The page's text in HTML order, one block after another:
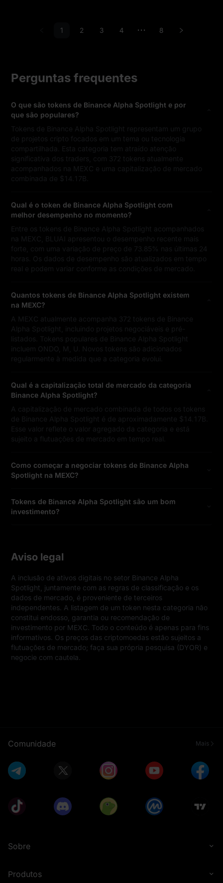
1 2 3 4 ••• 8
Perguntas frequentes
O que são tokens de Binance Alpha Spotlight e por
que são populares?
Tokens de Binance Alpha Spotlight representam um grupo
de projetos cripto focados em um tema ou tecnologia
compartilhada. Esta categoria tem atraído atenção
significativa dos traders, com 372 tokens atualmente
acompanhados na MEXC e uma capitalização de mercado
combinada de $14.17B.
Qual é o token de Binance Alpha Spotlight com
melhor desempenho no momento?
Entre os tokens de Binance Alpha Spotlight acompanhados
na MEXC, BLUAI apresentou o desempenho recente mais
forte, com uma variação de preço de 73.85% nas últimas 24
horas. Os dados de desempenho são atualizados em tempo
real e podem variar conforme as condições de mercado.
Quantos tokens de Binance Alpha Spotlight existem
na MEXC?
A MEXC atualmente acompanha 372 tokens de Binance
Alpha Spotlight, incluindo projetos negociáveis e pré-
listados. Tokens populares de Binance Alpha Spotlight
incluem ONDO, M, U. Novos tokens são adicionados
regularmente à medida que a categoria evolui.
Qual é a capitalização total de mercado da categoria
Binance Alpha Spotlight?
A capitalização de mercado combinada de todos os tokens
de Binance Alpha Spotlight é de aproximadamente $14.17B.
Esse valor reflete o valor agregado da categoria e está
sujeito a flutuações de mercado em tempo real.
Como começar a negociar tokens de Binance Alpha
Spotlight na MEXC?
Tokens de Binance Alpha Spotlight são um bom
investimento?
Aviso legal
A inclusão de ativos digitais no setor Binance Alpha
Spotlight, juntamente com as regras de classificação e os
dados de mercado, é proveniente de terceiros
independentes. A listagem de um token nesta categoria não
constitui endosso, garantia ou recomendação de
investimento por MEXC. Todo o conteúdo é apenas para fins
informativos. Os preços das criptomoedas estão sujeitos a
flutuações de mercado; faça sua própria pesquisa (DYOR) e
negocie com cautela.
Comunidade Mais
Sobre
Produtos